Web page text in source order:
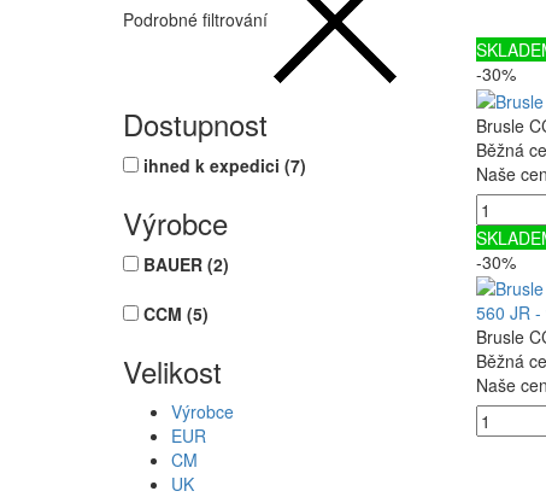
Podrobné filtrování
Dostupnost
ihned k expedici (7)
Výrobce
BAUER (2)
CCM (5)
Velikost
Výrobce
EUR
CM
UK
-30%
Brusle
Běžná
Naše
-30%
560 JR -
Brusle
Běžná
Naše